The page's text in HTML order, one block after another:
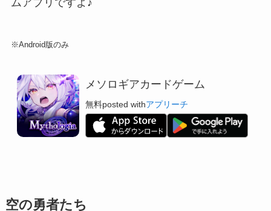
※Android版のみ
メソロギアカードゲーム
無料posted withアプリーチ
空の勇者たち